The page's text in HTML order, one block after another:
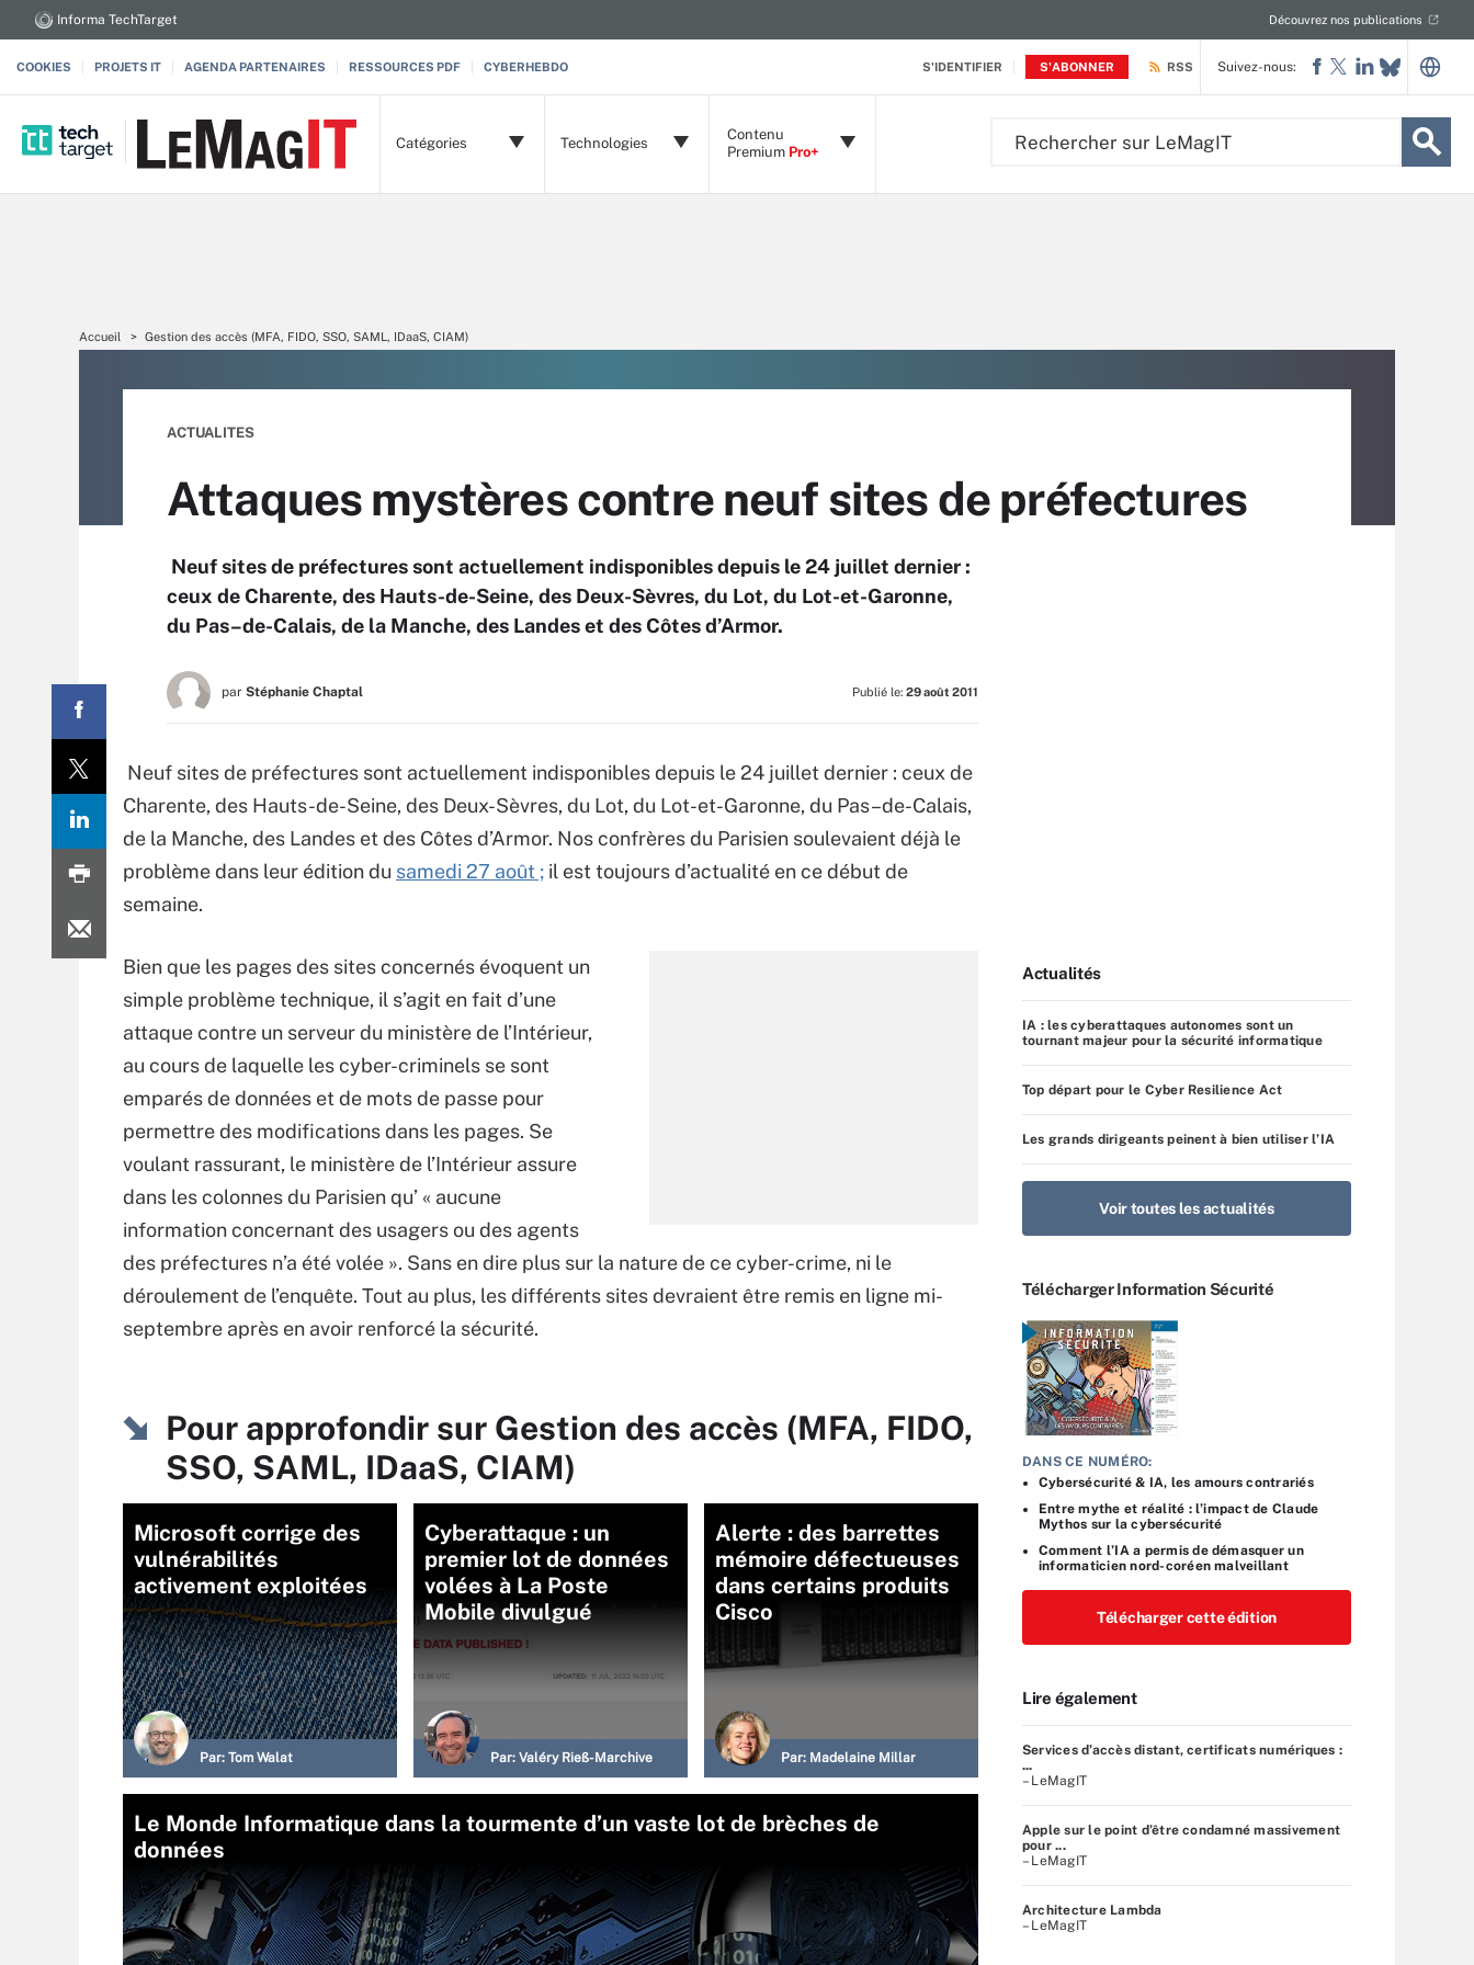
S'IDENTIFIER S'ABONNER
Informa TechTarget Découvrez nos publications
COOKIES PROJETS IT AGENDA PARTENAIRES RESSOURCES PDF CYBERHEBDO RSS
Catégories Technologies
Contenu
Premium Pro+
Suivez-nous:
Accueil Gestion des accès (MFA, FIDO, SSO, SAML, IDaaS, CIAM)
ACTUALITES
Attaques mystères contre neuf sites de préfectures
Neuf sites de préfectures sont actuellement indisponibles depuis le 24 juillet dernier :
ceux de Charente, des Hauts-de-Seine, des Deux-Sèvres, du Lot, du Lot-et-Garonne,
du Pas–de-Calais, de la Manche, des Landes et des Côtes d’Armor.
par Stéphanie Chaptal Publié le: 29 août 2011
Neuf sites de préfectures sont actuellement indisponibles depuis le 24 juillet dernier : ceux de
Charente, des Hauts-de-Seine, des Deux-Sèvres, du Lot, du Lot-et-Garonne, du Pas–de-Calais,
de la Manche, des Landes et des Côtes d’Armor. Nos confrères du Parisien soulevaient déjà le
problème dans leur édition du samedi 27 août ; il est toujours d’actualité en ce début de
semaine.
Bien que les pages des sites concernés évoquent un
simple problème technique, il s’agit en fait d’une
attaque contre un serveur du ministère de l’Intérieur,
au cours de laquelle les cyber-criminels se sont
emparés de données et de mots de passe pour
permettre des modifications dans les pages. Se
voulant rassurant, le ministère de l’Intérieur assure
dans les colonnes du Parisien qu’ « aucune
information concernant des usagers ou des agents
des préfectures n’a été volée ». Sans en dire plus sur la nature de ce cyber-crime, ni le
déroulement de l’enquête. Tout au plus, les différents sites devraient être remis en ligne mi-
septembre après en avoir renforcé la sécurité.
Pour approfondir sur Gestion des accès (MFA, FIDO,
SSO, SAML, IDaaS, CIAM)
Microsoft corrige des
vulnérabilités
activement exploitées
Par: Tom Walat
Cyberattaque : un
premier lot de données
volées à La Poste
Mobile divulgué
Par: Valéry Rieß-Marchive
Alerte : des barrettes
mémoire défectueuses
dans certains produits
Cisco
Par: Madelaine Millar
Le Monde Informatique dans la tourmente d’un vaste lot de brèches de
données
Actualités
IA : les cyberattaques autonomes sont un
tournant majeur pour la sécurité informatique
Top départ pour le Cyber Resilience Act
Les grands dirigeants peinent à bien utiliser l’IA
Voir toutes les actualités
Télécharger Information Sécurité
DANS CE NUMÉRO:
Cybersécurité & IA, les amours contrariés
Entre mythe et réalité : l’impact de Claude
Mythos sur la cybersécurité
Comment l’IA a permis de démasquer un
informaticien nord-coréen malveillant
Télécharger cette édition
Lire également
Services d’accès distant, certificats numériques :
...
– LeMagIT
Apple sur le point d’être condamné massivement
pour ...
– LeMagIT
Architecture Lambda
– LeMagIT